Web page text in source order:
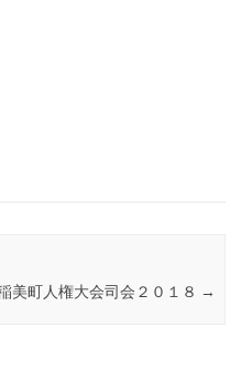
美町人権大会司会２０１８ →